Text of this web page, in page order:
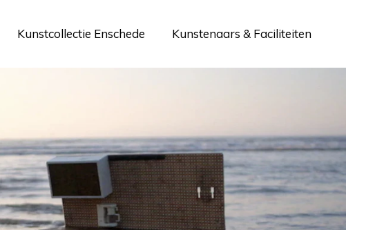
Kunstcollectie Enschede Kunstenaars & Faciliteiten